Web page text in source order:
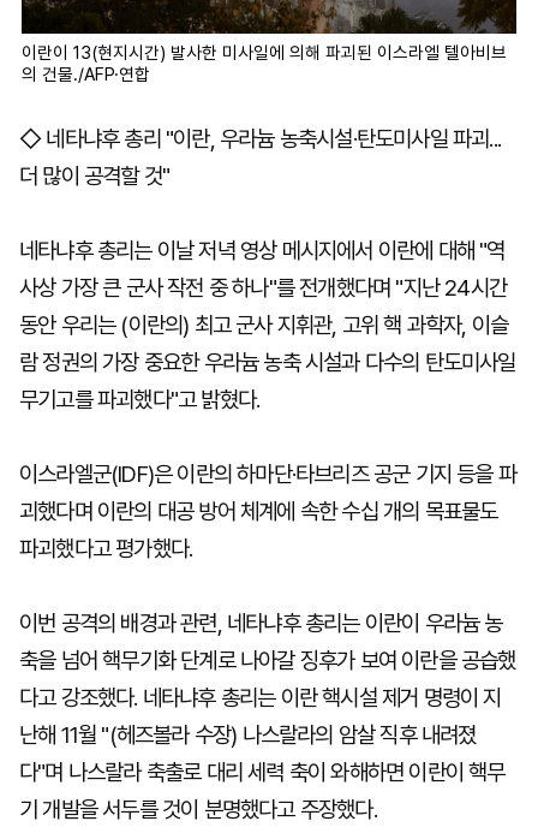
이란이 13(현지시간) 발사한 미사일에 의해 파괴된 이스라엘 텔아비브
의 건물./AFP·연합
◇ 네타냐후 총리 "이란, 우라늄 농축시설·탄도미사일 파괴...
더 많이 공격할 것"
네타냐후 총리는 이날 저녁 영상 메시지에서 이란에 대해 "역
사상 가장 큰 군사 작전 중 하나"를 전개했다며 "지난 24시간
동안 우리는 (이란의) 최고 군사 지휘관, 고위 핵 과학자, 이슬
람 정권의 가장 중요한 우라늄 농축 시설과 다수의 탄도미사일
무기고를 파괴했다"고 밝혔다.
이스라엘군(IDF)은 이란의 하마단·타브리즈 공군 기지 등을 파
괴했다며 이란의 대공 방어 체계에 속한 수십 개의 목표물도
파괴했다고 평가했다.
이번 공격의 배경과 관련, 네타냐후 총리는 이란이 우라늄 농
축을 넘어 핵무기화 단계로 나아갈 징후가 보여 이란을 공습했
다고 강조했다. 네타냐후 총리는 이란 핵시설 제거 명령이 지
난해 11월 "(헤즈볼라 수장) 나스랄라의 암살 직후 내려졌
다"며 나스랄라 축출로 대리 세력 축이 와해하면 이란이 핵무
기 개발을 서두를 것이 분명했다고 주장했다.